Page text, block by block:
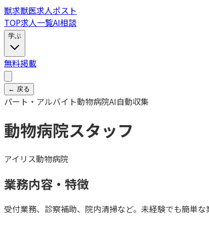
獣求獣医求人ポスト
TOP求人一覧AI相談
学ぶ
無料掲載
← 戻る
パート・アルバイト動物病院AI自動収集
動物病院スタッフ
アイリス動物病院
業務内容・特徴
受付業務、診察補助、院内清掃など。未経験でも簡単